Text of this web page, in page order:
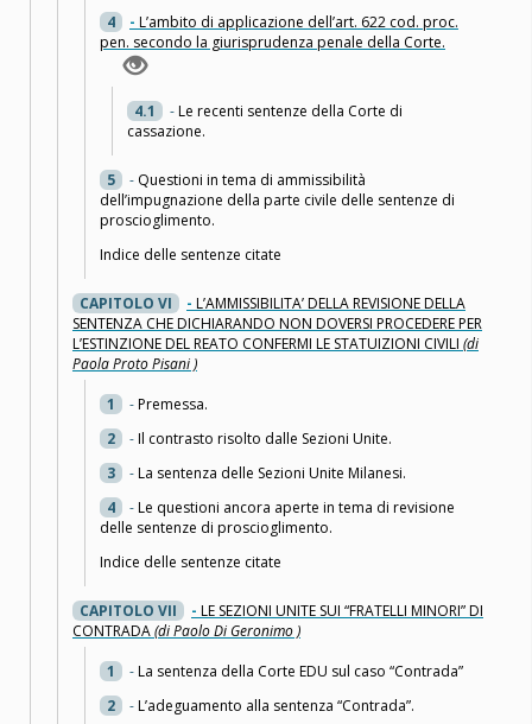
4
- L’ambito di applicazione dell’art. 622 cod. proc.
pen. secondo la giurisprudenza penale della Corte.
4.1 -Le recenti sentenze della Corte di
cassazione.
5 - Questioni in tema di ammissibilità
dell’impugnazione della parte civile delle sentenze di
proscioglimento.
Indice delle sentenze citate
CAPITOLO VI - L’AMMISSIBILITA’ DELLA REVISIONE DELLA
SENTENZA CHE DICHIARANDO NON DOVERSI PROCEDERE PER
L’ESTINZIONE DEL REATO CONFERMI LE STATUIZIONI CIVILI (di
Paola Proto Pisani )
1
-Premessa.
2
-Il contrasto risolto dalle Sezioni Unite.
3
-La sentenza delle Sezioni Unite Milanesi.
4
-Le questioni ancora aperte in tema di revisione
delle sentenze di proscioglimento.
Indice delle sentenze citate
CAPITOLO VII - LE SEZIONI UNITE SUI “FRATELLI MINORI” DI
CONTRADA(di Paolo Di Geronimo )
1
-La sentenza della Corte EDU sul caso “Contrada”
2
-L’adeguamento alla sentenza “Contrada”.